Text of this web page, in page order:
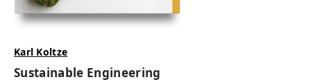
Karl Koltze
Sustainable Engineering